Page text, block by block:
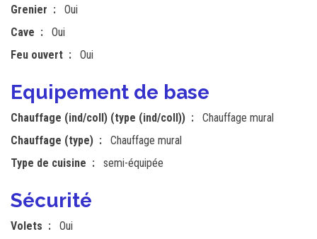
Grenier
Oui
Cave
Oui
Feu ouvert
Oui
Equipement de base
Chauffage (ind/coll) (type (ind/coll))
Chauffage mural
Chauffage (type)
Chauffage mural
Type de cuisine
semi-équipée
Sécurité
Volets Oui